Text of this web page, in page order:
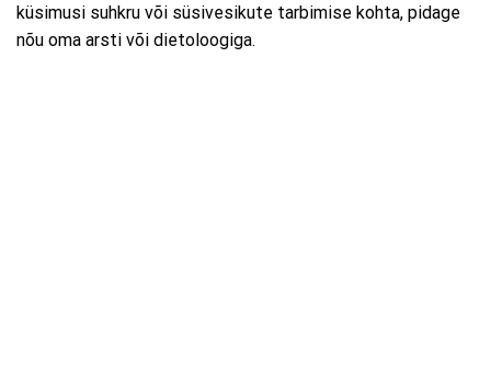
küsimusi suhkru või süsivesikute tarbimise kohta, pidage
nõu oma arsti või dietoloogiga.